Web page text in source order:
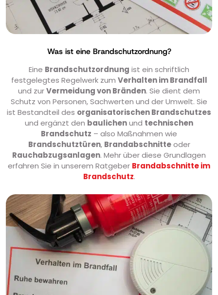
Was ist eine Brandschutzordnung?
Eine Brandschutzordnung ist ein schriftlich
festgelegtes Regelwerk zum Verhalten im Brandfall
und zurVermeidung von Bränden. Sie dient dem
Schutz von Personen, Sachwerten und der Umwelt. Sie
ist Bestandteil des organisatorischen Brandschutzes
und ergänzt den baulichenund technischen
Brandschutz – also Maßnahmen wie
Brandschutztüren, Brandabschnitteoder
Rauchabzugsanlagen. Mehr über diese Grundlagen
erfahren Sie in unserem Ratgeber Brandabschnitte im
Brandschutz.